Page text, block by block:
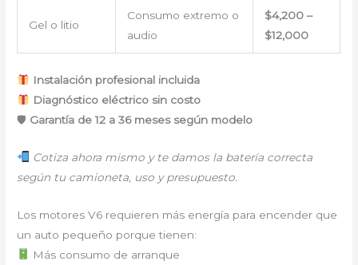
Gel o litio
Consumo extremo o
audio
$4,200 –
$12,000
Instalación profesional incluida
Diagnóstico eléctrico sin costo
🛡 Garantía de 12 a 36 meses según modelo
Cotiza ahora mismo y te damos la batería correcta
según tu camioneta, uso y presupuesto.
Los motores V6 requieren más energía para encender que
un auto pequeño porque tienen:
Más consumo de arranque